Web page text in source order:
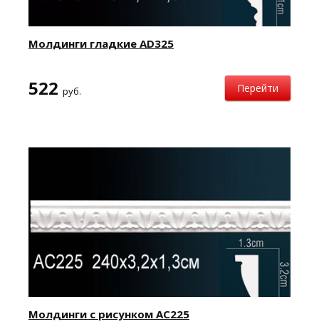
Молдинги гладкие AD325
522 руб. Перейти
Молдинги с рисунком AC225